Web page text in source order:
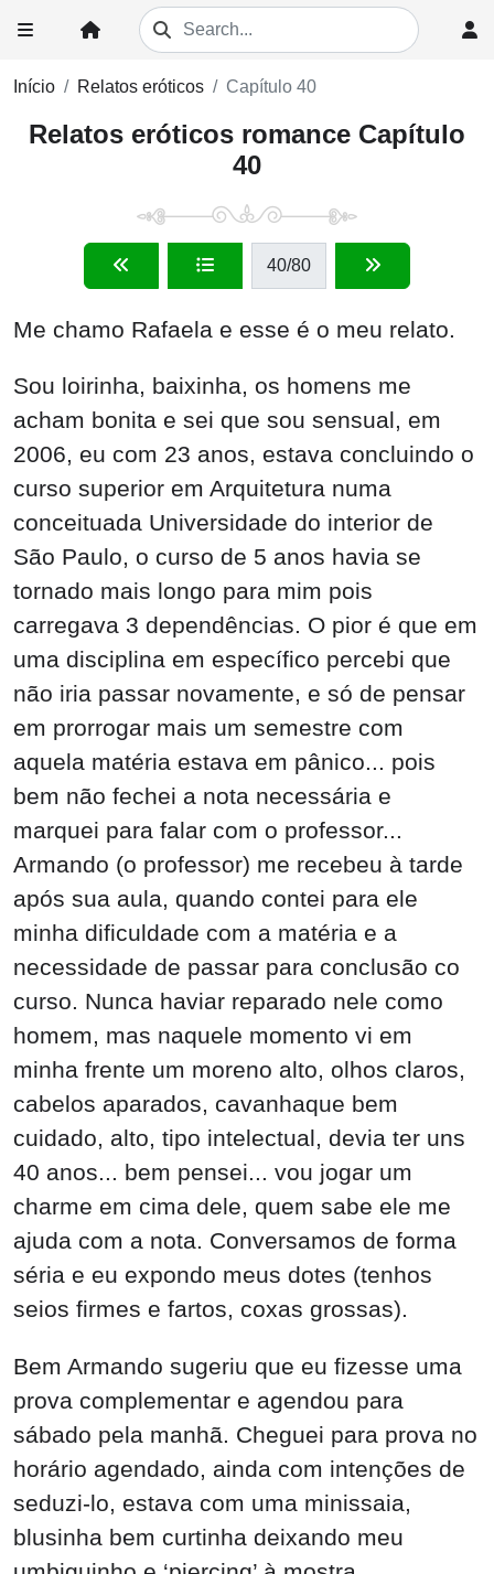
Início Relatos eróticos Capítulo 40
Relatos eróticos romance Capítulo
40
40/80
Me chamo Rafaela e esse é o meu relato.
Sou loirinha, baixinha, os homens me
acham bonita e sei que sou sensual, em
2006, eu com 23 anos, estava concluindo o
curso superior em Arquitetura numa
conceituada Universidade do interior de
São Paulo, o curso de 5 anos havia se
tornado mais longo para mim pois
carregava 3 dependências. O pior é que em
uma disciplina em específico percebi que
não iria passar novamente, e só de pensar
em prorrogar mais um semestre com
aquela matéria estava em pânico... pois
bem não fechei a nota necessária e
marquei para falar com o professor...
Armando (o professor) me recebeu à tarde
após sua aula, quando contei para ele
minha dificuldade com a matéria e a
necessidade de passar para conclusão co
curso. Nunca haviar reparado nele como
homem, mas naquele momento vi em
minha frente um moreno alto, olhos claros,
cabelos aparados, cavanhaque bem
cuidado, alto, tipo intelectual, devia ter uns
40 anos... bem pensei... vou jogar um
charme em cima dele, quem sabe ele me
ajuda com a nota. Conversamos de forma
séria e eu expondo meus dotes (tenhos
seios firmes e fartos, coxas grossas).
Bem Armando sugeriu que eu fizesse uma
prova complementar e agendou para
sábado pela manhã. Cheguei para prova no
horário agendado, ainda com intenções de
seduzi-lo, estava com uma minissaia,
blusinha bem curtinha deixando meu